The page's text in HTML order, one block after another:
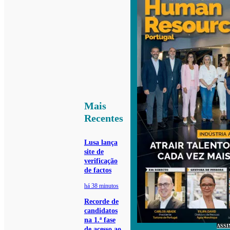
Mais
Recentes
Lusa lança
site de
verificação
de factos
há 38 minutos
Recorde de
candidatos
na 1.ª fase